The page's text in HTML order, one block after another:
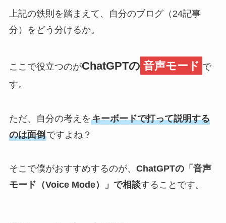
上記の鉄則を踏まえて、自分のブログ（24記事
分）をどう分けるか。
ここで役立つのがChatGPTの 音声モード で
す。
ただ、自分の考えをキーボードで打って説明する
のは面倒ですよね？
そこで僕がおすすめするのが、 ChatGPTの「音声
モード（Voice Mode）」で相談することです。